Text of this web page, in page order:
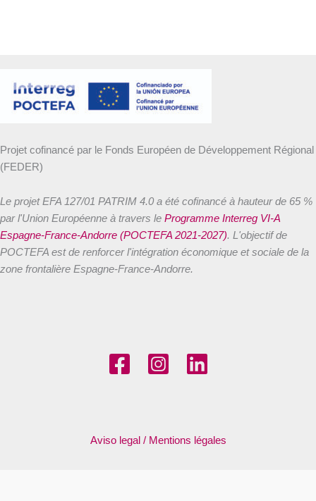
Projet cofinancé par le Fonds Européen de Développement Régional
(FEDER)
Le projet EFA 127/01 PATRIM 4.0 a été cofinancé à hauteur de 65 %
par l'Union Européenne à travers le Programme Interreg VI-A
Espagne-France-Andorre (POCTEFA 2021-2027). L'objectif de
POCTEFA est de renforcer l'intégration économique et sociale de la
zone frontalière Espagne-France-Andorre.
Aviso legal / Mentions légales